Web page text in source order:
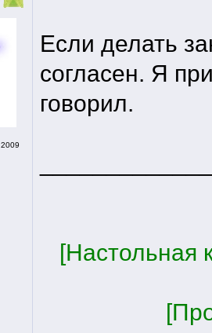
Если делать
согласен. Я
говорил.
[Настольная